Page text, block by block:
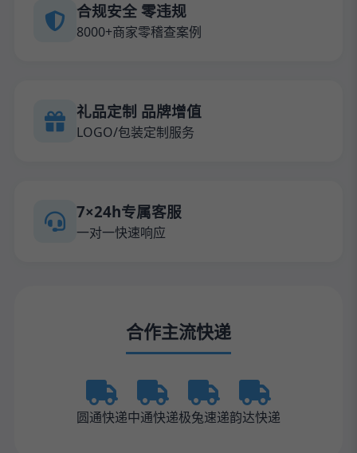
合规安全 零违规
8000+商家零稽查案例
礼品定制 品牌增值
LOGO/包装定制服务
7×24h专属客服
一对一快速响应
合作主流快递
圆通快递中通快递极兔速递韵达快递